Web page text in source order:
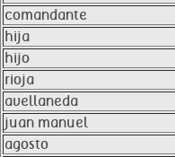
comandante
hija
hijo
rioja
avellaneda
juan manuel
agosto